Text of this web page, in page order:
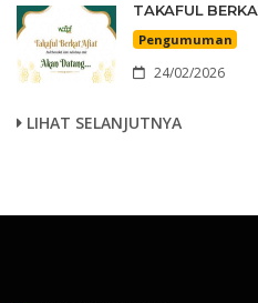
TAKAFUL
Pengumuman
24/02/2026
LIHAT SELANJUTNYA